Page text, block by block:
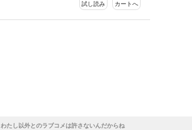
試し読み カートへ
わたし以外とのラブコメは許さないんだからね